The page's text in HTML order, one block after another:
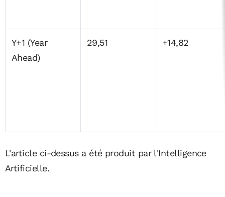
Y+1 (Year
Ahead)
29,51 +14,82
L'article ci-dessus a été produit par l'Intelligence
Artificielle.